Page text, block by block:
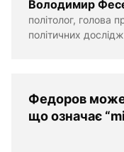
Володимир
політолог, голова
політичних
Федоров може
що означає